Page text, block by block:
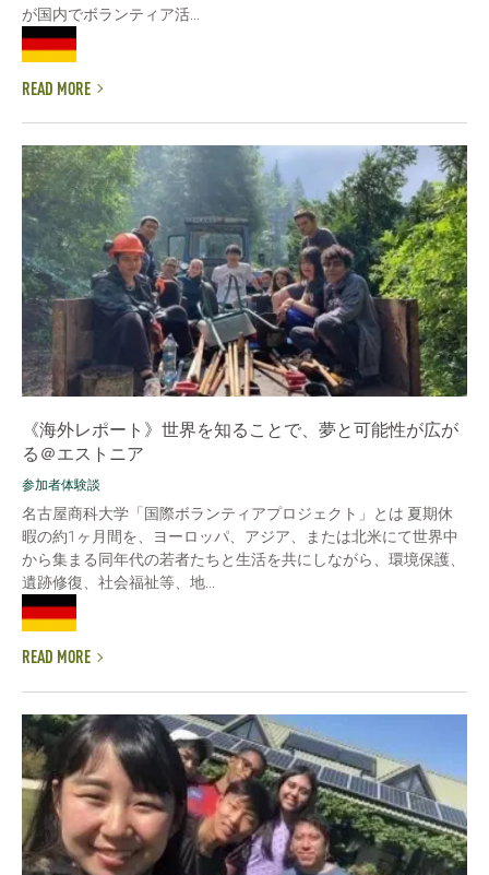
が国内でボランティア活...
READ MORE
《海外レポート》世界を知ることで、夢と可能性が広が
る＠エストニア
参加者体験談
名古屋商科大学「国際ボランティアプロジェクト」とは 夏期休
暇の約1ヶ月間を、ヨーロッパ、アジア、または北米にて世界中
から集まる同年代の若者たちと生活を共にしながら、環境保護、
遺跡修復、社会福祉等、地...
READ MORE